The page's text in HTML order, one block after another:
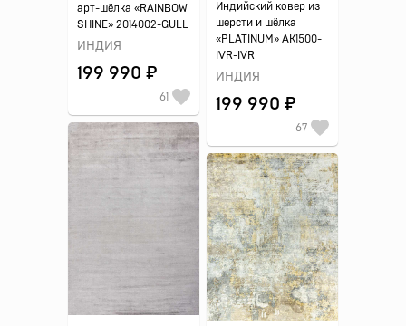
арт-шёлка «RAINBOW
SHINE» 2014002-GULL
ИНДИЯ
199 990 ₽
61
Индийский ковер из
шерсти и шёлка
«PLATINUM» AK1500-
IVR-IVR
ИНДИЯ
199 990 ₽
67